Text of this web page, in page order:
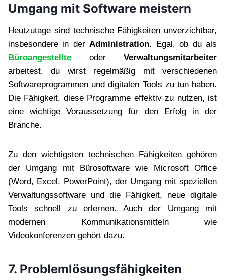
Umgang mit Software meistern
Heutzutage sind technische Fähigkeiten unverzichtbar,
insbesondere in der Administration. Egal, ob du als
Büroangestellte oder Verwaltungsmitarbeiter
arbeitest, du wirst regelmäßig mit verschiedenen
Softwareprogrammen und digitalen Tools zu tun haben.
Die Fähigkeit, diese Programme effektiv zu nutzen, ist
eine wichtige Voraussetzung für den Erfolg in der
Branche.
Zu den wichtigsten technischen Fähigkeiten gehören
der Umgang mit Bürosoftware wie Microsoft Office
(Word, Excel, PowerPoint), der Umgang mit speziellen
Verwaltungssoftware und die Fähigkeit, neue digitale
Tools schnell zu erlernen. Auch der Umgang mit
modernen Kommunikationsmitteln wie
Videokonferenzen gehört dazu.
7. Problemlösungsfähigkeiten